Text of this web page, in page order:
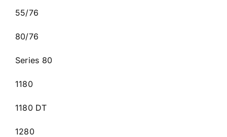
55/76
80/76
Series 80
1180
1180 DT
1280